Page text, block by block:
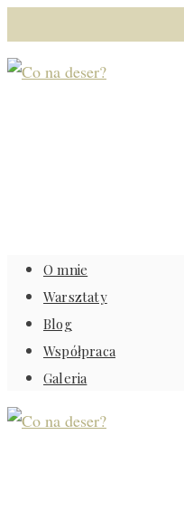
O mnie
Warsztaty
Blog
Współpraca
Galeria